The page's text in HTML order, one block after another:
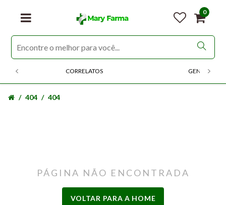
0
CORRELATOS GENERICOS
404 404
PÁGINA NÃO ENCONTRADA
VOLTAR PARA A HOME